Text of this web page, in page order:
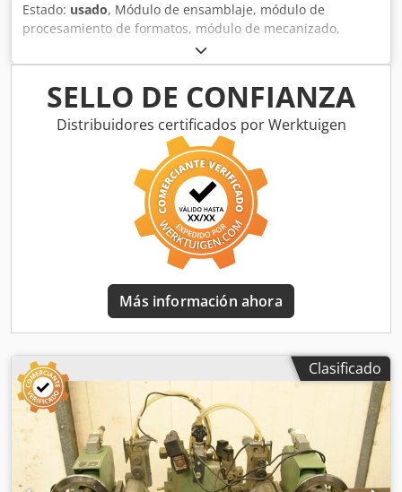
Estado: usado, Módulo de ensamblaje, módulo de
procesamiento de formatos, módulo de mecanizado,
módulo de fresado, módulo de fresado de formas, módulo
de fresado para ensamblaje, módulo de corte, perfilador
de doble extremo, máquina para el procesamiento de
bordes, motor de ranurado, motor de mecanizado, motor
de fresado para máquina de procesamiento de bordes -
Módulo de fresado HOMAG para fresado para ensamblaje
-con guía de cola de milano reforzada -Módulo de fresado:
con posibilidad de inclinación -2 motores Perske -Tipo de
motor: KNS 70 12/2 Chedeb Uhrdepfx Am Tea -Potencia:
3/4,4 kW -Tensión: 220/380/380 voltios -Frecuencia: 50/100
Hz -Velocidad: 2880/5880 RPM -Otros motores con
diferentes potencias disponibles con un recargo -
Cantidad: 2 módulos de fresado para ensamblaje
disponibles -Precio: por unidad -Dimensiones:
1120/1100/A1340 mm -Peso: 530 kg
SELLO DE CONFIANZA
Distribuidores certificados por Werktuigen
Más información ahora
Clasificado